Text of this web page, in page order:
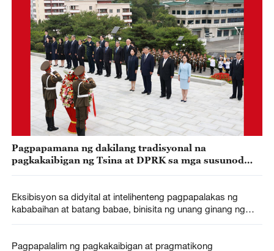
Pagpapamana ng dakilang tradisyonal na
pagkakaibigan ng Tsina at DPRK sa mga susunod
Eksibisyon sa didyital at intelihenteng pagpapalakas ng
kababaihan at batang babae, binisita ng unang ginang ng
Pagpapalalim ng pagkakaibigan at pragmatikong